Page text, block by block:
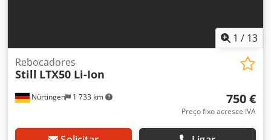
1 / 13
Nürtingen 1 733 km
Rebocadores
Still LTX50 Li-Ion
750 €
Preço fixo acresce IVA